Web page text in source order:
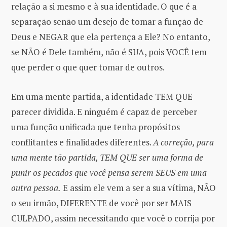
relação a si mesmo e à sua identidade. O que é a
separação senão um desejo de tomar a função de
Deus e NEGAR que ela pertença a Ele? No entanto,
se NÃO é Dele também, não é SUA, pois VOCÊ tem
que perder o que quer tomar de outros.
Em uma mente partida, a identidade TEM QUE
parecer dividida. E ninguém é capaz de perceber
uma função unificada que tenha propósitos
conflitantes e finalidades diferentes.A correção, para
uma mente tão partida, TEM QUE ser uma forma de
punir os pecados que você pensa serem SEUS em uma
outra pessoa. E assim ele vem a ser a sua vítima, NÃO
o seu irmão, DIFERENTE de você por ser MAIS
CULPADO, assim necessitando que você o corrija por